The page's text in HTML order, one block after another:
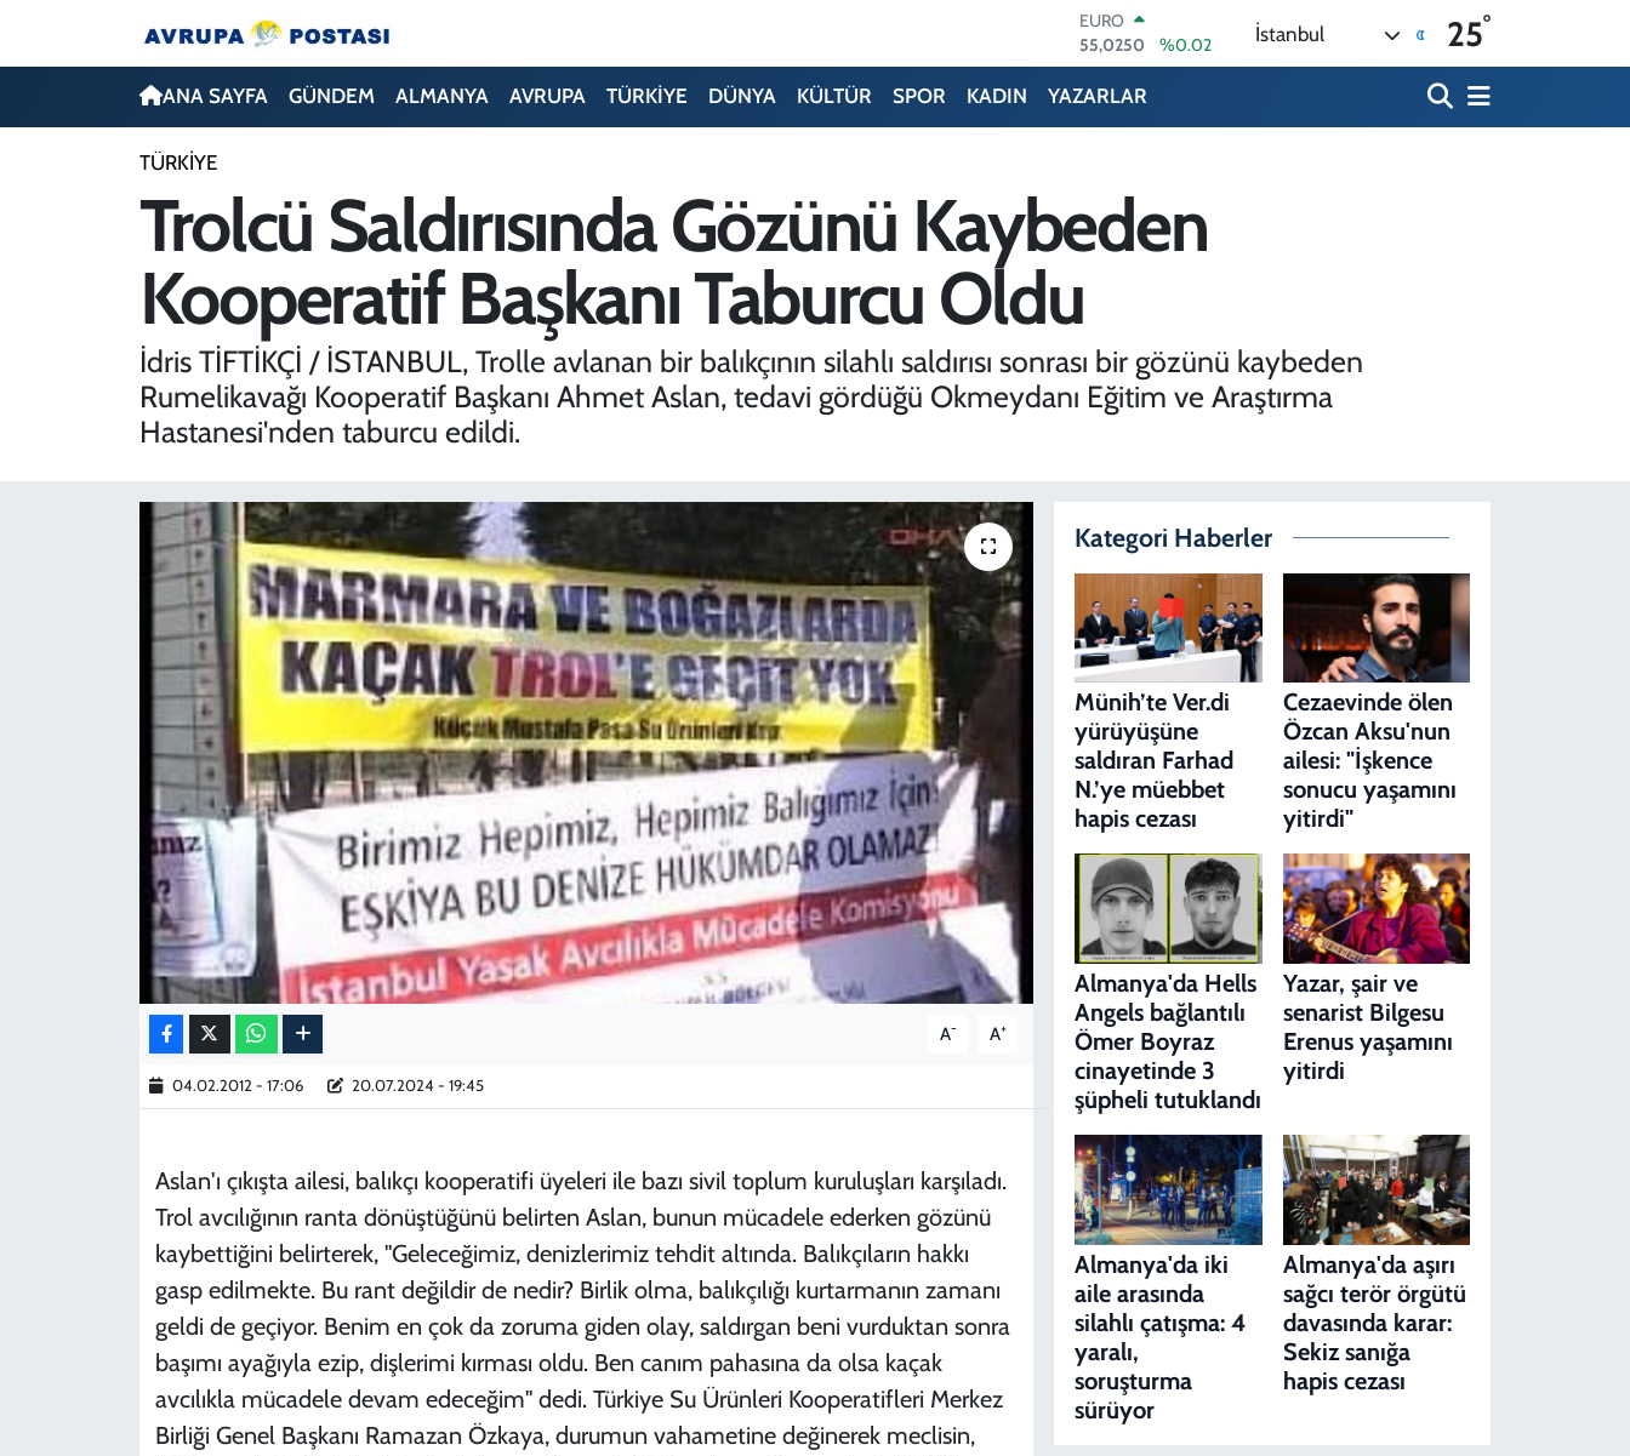
55,0250
STERLİN
GRAM ALTIN
6500.87
%0.12
BITCOIN
64.643,95
%0.16
DOLAR
İstanbul 25°
ANA SAYFA GÜNDEM ALMANYA AVRUPA TÜRKİYE DÜNYA KÜLTÜR SPOR KADIN YAZARLAR
TÜRKİYE
Trolcü Saldırısında Gözünü Kaybeden
Kooperatif Başkanı Taburcu Oldu
İdris TİFTİKÇİ / İSTANBUL, Trolle avlanan bir balıkçının silahlı saldırısı sonrası bir gözünü kaybeden
Rumelikavağı Kooperatif Başkanı Ahmet Aslan, tedavi gördüğü Okmeydanı Eğitim ve Araştırma
Hastanesi'nden taburcu edildi.
A- A+
04.02.2012 - 17:06 20.07.2024 - 19:45
Aslan'ı çıkışta ailesi, balıkçı kooperatifi üyeleri ile bazı sivil toplum kuruluşları karşıladı.
Trol avcılığının ranta dönüştüğünü belirten Aslan, bunun mücadele ederken gözünü
kaybettiğini belirterek, "Geleceğimiz, denizlerimiz tehdit altında. Balıkçıların hakkı
gasp edilmekte. Bu rant değildir de nedir? Birlik olma, balıkçılığı kurtarmanın zamanı
geldi de geçiyor. Benim en çok da zoruma giden olay, saldırgan beni vurduktan sonra
başımı ayağıyla ezip, dişlerimi kırması oldu. Ben canım pahasına da olsa kaçak
avcılıkla mücadele devam edeceğim" dedi. Türkiye Su Ürünleri Kooperatifleri Merkez
Birliği Genel Başkanı Ramazan Özkaya, durumun vahametine değinerek meclisin,
Kategori Haberler
Münih’te Ver.di
yürüyüşüne
saldıran Farhad
N.’ye müebbet
hapis cezası
Cezaevinde ölen
Özcan Aksu'nun
ailesi: "İşkence
sonucu yaşamını
yitirdi"
Almanya'da Hells
Angels bağlantılı
Ömer Boyraz
cinayetinde 3
şüpheli tutuklandı
Yazar, şair ve
senarist Bilgesu
Erenus yaşamını
yitirdi
Almanya'da iki
aile arasında
silahlı çatışma: 4
yaralı,
soruşturma
sürüyor
Almanya'da aşırı
sağcı terör örgütü
davasında karar:
Sekiz sanığa
hapis cezası
ANA SAYFA
GÜNDEM
ALMANYA
AVRUPA
TÜRKİYE
YAZARLAR
Nöbetçi Eczaneler
Hava Durumu
İstanbul Namaz Vakitleri
Trafik Durumu
Avrupa Ligi Puan Durumu ve Fikstür
Tüm Manşetler
Haber Arşivi